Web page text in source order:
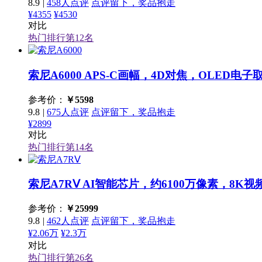
8.9 | 458人点评 点评留下，奖品抱走
¥4355 ¥4530
对比
热门排行第12名
索尼A6000 APS-C画幅，4D对焦，OLED电子
参考价： ￥5598
9.8 | 675人点评 点评留下，奖品抱走
¥2899
对比
热门排行第14名
索尼A7RⅤAI智能芯片，约6100万像素，8K视
参考价： ￥25999
9.8 | 462人点评 点评留下，奖品抱走
¥2.06万 ¥2.3万
对比
热门排行第26名